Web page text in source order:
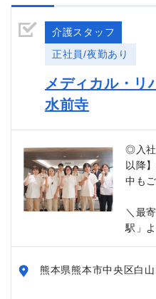
介護スタッフ
正社員/夜勤あり
メディカル・リ
水前寺
◎入社
以降
中も
＼最
駅」
熊本県熊本市中央区白